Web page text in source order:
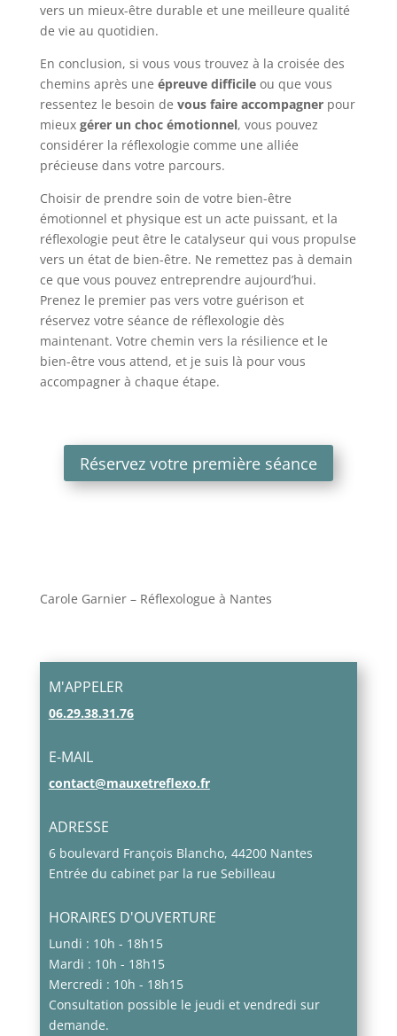
vers un mieux-être durable et une meilleure qualité
de vie au quotidien.
En conclusion, si vous vous trouvez à la croisée des
chemins après une épreuve difficileou que vous
ressentez le besoin de vous faire accompagnerpour
mieuxgérer un choc émotionnel, vous pouvez
considérer la réflexologie comme une alliée
précieuse dans votre parcours.
Choisir de prendre soin de votre bien-être
émotionnel et physique est un acte puissant, et la
réflexologie peut être le catalyseur qui vous propulse
vers un état de bien-être. Ne remettez pas à demain
ce que vous pouvez entreprendre aujourd’hui.
Prenez le premier pas vers votre guérison et
réservez votre séance de réflexologie dès
maintenant. Votre chemin vers la résilience et le
bien-être vous attend, et je suis là pour vous
accompagner à chaque étape.
Réservez votre première séance
Carole Garnier – Réflexologue à Nantes
M'APPELER
06.29.38.31.76
E-MAIL
contact@mauxetreflexo.fr
ADRESSE
6 boulevard François Blancho, 44200 Nantes
Entrée du cabinet par la rue Sebilleau
HORAIRES D'OUVERTURE
Lundi : 10h - 18h15
Mardi : 10h - 18h15
Mercredi : 10h - 18h15
Consultation possible le jeudi et vendredi sur
demande.